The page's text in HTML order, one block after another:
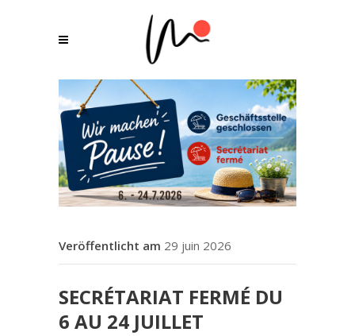
29 juin 2026
SECRÉTARIAT FERMÉ DU
6 AU 24 JUILLET